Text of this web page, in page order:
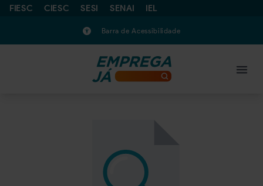
FIESC CIESC SESI SENAI IEL
Barra de Acessibilidade